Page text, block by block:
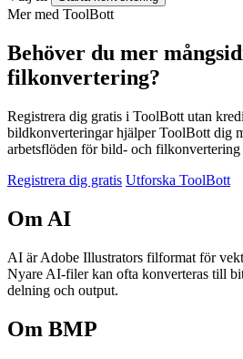
Mer med ToolBott
Behöver du mer
filkonvertering?
Registrera dig gratis i ToolBott utan
bildkonverteringar hjälper ToolBott dig
arbetsflöden för bild- och filkonvertering
Registrera dig gratis Utforska ToolBott
Om AI
AI är Adobe Illustrators filformat för
Nyare AI-filer kan ofta konverteras till
delning och output.
Om BMP